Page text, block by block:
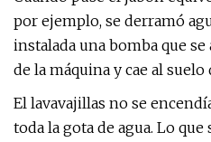
por ejemplo, se derramó
instalada una bomba que se
de la máquina y cae al suelo
El lavavajillas no se
toda la gota de agua. Lo